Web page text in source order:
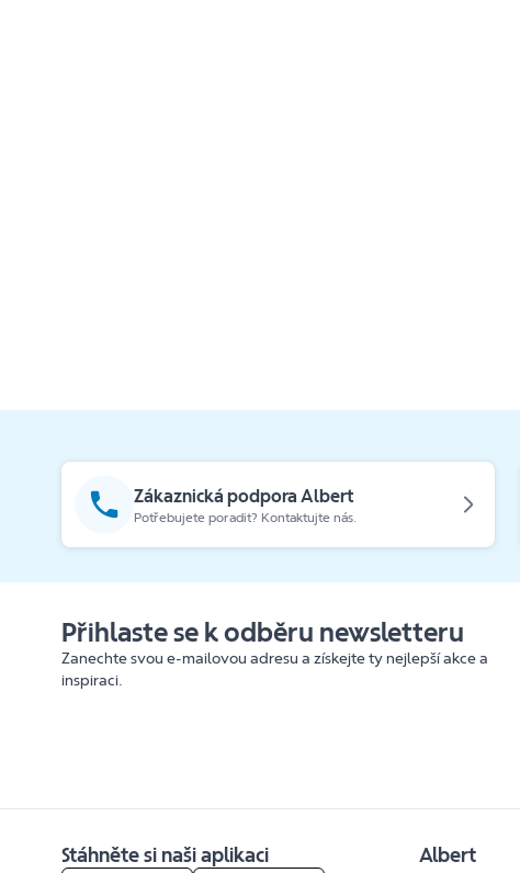
Zákaznická podpora Albert
Potřebujete poradit? Kontaktujte nás.
Přihlaste se k odběru newsletteru
Zanechte svou e-mailovou adresu a získejte ty nejlepší akce a
inspiraci.
Stáhněte si naši aplikaci Albert